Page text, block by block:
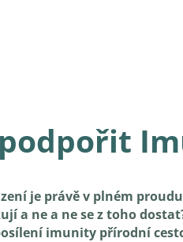
je právě v plném
a ne a ne se z toho
imunity přírodní